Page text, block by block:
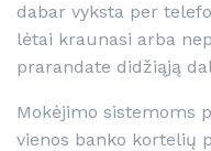
dabar vyksta per
lėtai kraunasi arba
prarandate didžiąją
Mokėjimo sistemoms
vienos banko kortelių